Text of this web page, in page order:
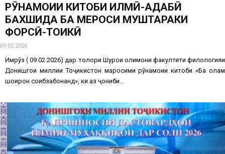
РӮНАМОИИ КИТОБИ ИЛМӢ-АДАБӢ
БАХШИДА БА МЕРОСИ МУШТАРАКИ
ФОРСӢ-ТОҶИКӢ
09.02.2026
Имрӯз ( 09.02.2026) дар толори Шурои олимони факултети филологияи
Донишгоҳи миллии Тоҷикистон маросими рӯнамоии китоби «Ба олам
шоирон соҳибзабонанд», ки аз ҷониби...